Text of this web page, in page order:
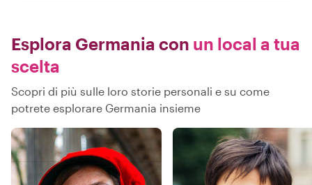
Esplora Germania con un local a tua
scelta
Scopri di più sulle loro storie personali e su come
potrete esplorare Germania insieme